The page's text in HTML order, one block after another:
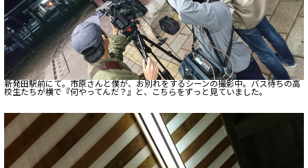
新発田駅前にて。市原さんと僕が、お別れをするシーンの撮影中。バス待ちの高
校生たちが横で『何やってんだ？』と、こちらをずっと見ていました。